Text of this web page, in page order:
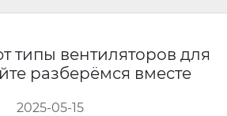
типы вентиляторов для
разберёмся вместе
2025-05-15